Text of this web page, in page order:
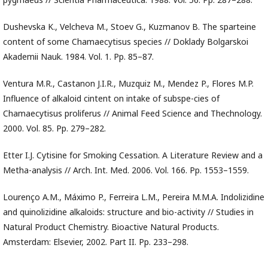
Dushevska K., Velcheva M., Stoev G., Kuzmanov B. The sparteine
content of some Chamaecytisus species // Doklady Bolgarskoi
Akademii Nauk. 1984. Vol. 1. Pp. 85–87.
Ventura M.R., Castanon J.I.R., Muzquiz M., Mendez P., Flores M.P.
Influence of alkaloid cintent on intake of subspe-cies of
Chamaecytisus proliferus // Animal Feed Science and Thechnology.
2000. Vol. 85. Pp. 279–282.
Etter I.J. Cytisine for Smoking Cessation. A Literature Review and a
Metha-analysis // Arch. Int. Med. 2006. Vol. 166. Pp. 1553–1559.
Lourenço A.M., Máximo P., Ferreira L.M., Pereira M.M.A. Indolizidine
and quinolizidine alkaloids: structure and bio-activity // Studies in
Natural Product Chemistry. Bioactive Natural Products.
Amsterdam: Elsevier, 2002. Part II. Pp. 233–298.